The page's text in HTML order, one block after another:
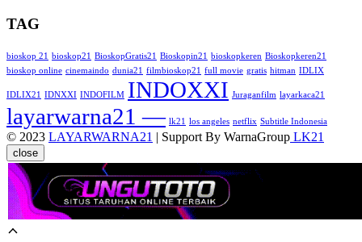
TAG
bioskop 21 bioskop21 BioskopGratis21 Bioskopin21 bioskopkeren Bioskopkeren21
bioskop online cinemaindo dunia21 filmbioskop21 full movie gratis hitman IDLIX
IDLIX21 IDNXXI INDOFILM INDOXXI Juraganfilm layarkaca21
layarwarna21 — lk21 los angeles netflix Subtitle Indonesia
© 2023 LAYARWARNA21 | Support By WarnaGroup LK21
close